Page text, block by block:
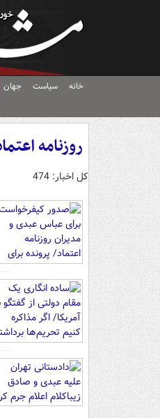
خانه سیاست جهان
روزنامه
کل اخبار: 474